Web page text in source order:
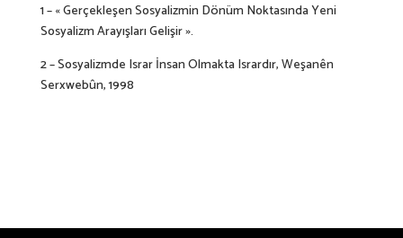
1 – « Gerçekleşen Sosyalizmin Dönüm Noktasında Yeni
Sosyalizm Arayışları Gelişir ».
2 – Sosyalizmde Israr İnsan Olmakta Isrardır, Weşanên
Serxwebûn, 1998